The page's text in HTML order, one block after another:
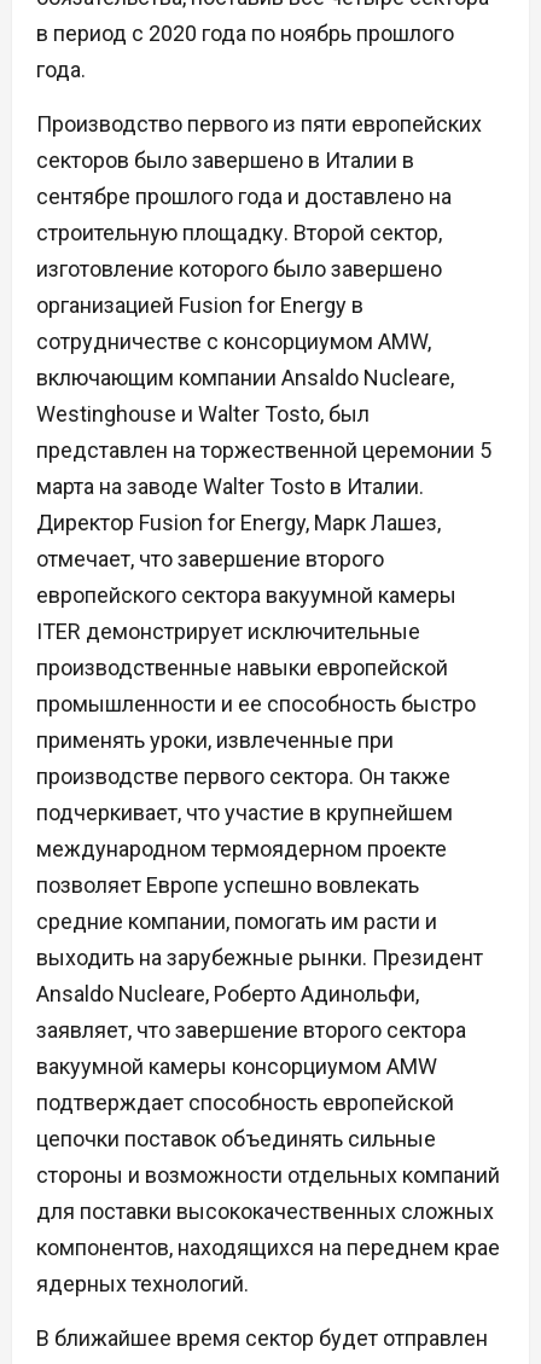
в период с 2020 года по ноябрь прошлого
года.
Производство первого из пяти европейских
секторов было завершено в Италии в
сентябре прошлого года и доставлено на
строительную площадку. Второй сектор,
изготовление которого было завершено
организацией Fusion for Energy в
сотрудничестве с консорциумом AMW,
включающим компании Ansaldo Nucleare,
Westinghouse и Walter Tosto, был
представлен на торжественной церемонии 5
марта на заводе Walter Tosto в Италии.
Директор Fusion for Energy, Марк Лашез,
отмечает, что завершение второго
европейского сектора вакуумной камеры
ITER демонстрирует исключительные
производственные навыки европейской
промышленности и ее способность быстро
применять уроки, извлеченные при
производстве первого сектора. Он также
подчеркивает, что участие в крупнейшем
международном термоядерном проекте
позволяет Европе успешно вовлекать
средние компании, помогать им расти и
выходить на зарубежные рынки. Президент
Ansaldo Nucleare, Роберто Адинольфи,
заявляет, что завершение второго сектора
вакуумной камеры консорциумом AMW
подтверждает способность европейской
цепочки поставок объединять сильные
стороны и возможности отдельных компаний
для поставки высококачественных сложных
компонентов, находящихся на переднем крае
ядерных технологий.
В ближайшее время сектор будет отправлен